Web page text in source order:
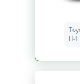
H-1